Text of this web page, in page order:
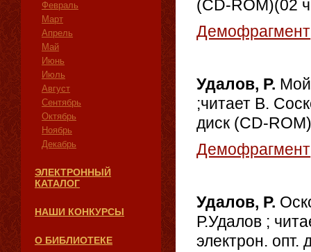
Февраль
Март
Апрель
Май
Июнь
Июль
Август
Сентябрь
Октябрь
Ноябрь
Декабрь
ЭЛЕКТРОННЫЙ
КАТАЛОГ
НАШИ КОНКУРСЫ
О БИБЛИОТЕКЕ
(CD-ROM)(02
Демофрагмент
Удалов, Р.
;читает В.
диск (CD-
Демофрагмент
Удалов, Р.
Р.Удалов ;
электрон. опт.